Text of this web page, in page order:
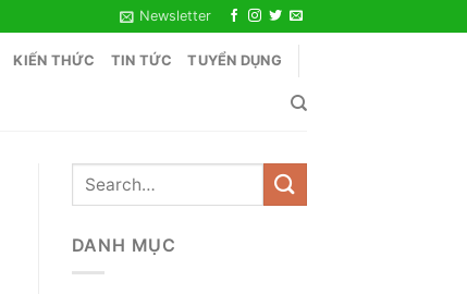
Newsletter
KIẾN THỨC TIN TỨC TUYỂN DỤNG
DANH MỤC